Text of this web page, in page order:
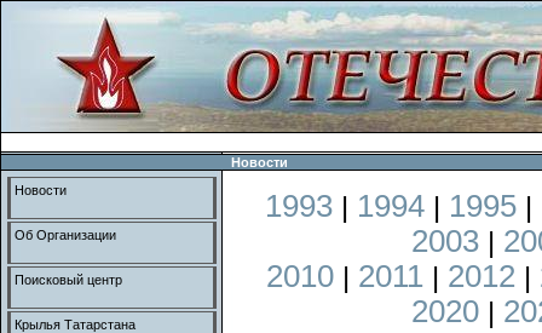
Новости
1993 | 1994 | 1995 |
2003 |
2010 | 2011 | 2012 |
2020 |
Новости
Об Организации
Поисковый центр
Крылья Татарстана